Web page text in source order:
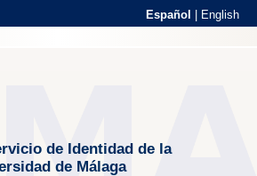
Español English
de Identidad de la
de Málaga